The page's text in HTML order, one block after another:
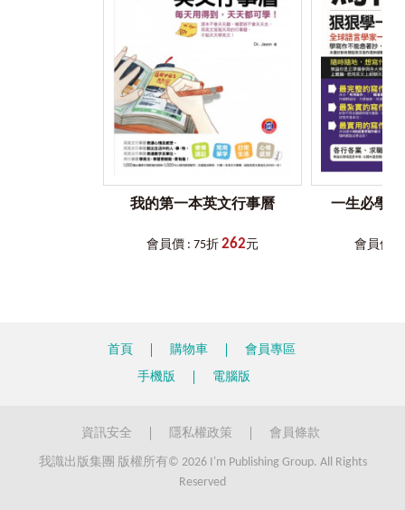
和老師、同學說哈囉
K老師教你怎麼從臉書上找到外國朋友，還提供「寫訊息給外
國人」的範本讓你抄。這些外國朋友就是你的線上家教，一
定要和他們多加互動！另外，你也可以成立英語學習社團，
找到同好一起學習，更能激勵彼此！
facebook閱讀寫作班
個性和嗜好的單字，不但能讓朋友更認識你，還能奠定寫作
K老師教你網路流行英文縮寫和情緒表達用語，讓你隨時能看
懂老外在說什麼。同時，你也可以練習用簡短的句子寫出當
利用臉書的「生活動態時報」寫英文日記，是不是很酷呢？
跟著K老師，你可以學到如何用英文記錄生活的點點滴滴。如
果你和K老師一樣熱愛旅行，除了上傳照片之外，更要記下旅
常用基本句型Basic Sentence Patterns
段落閱讀練習Reading Paragraphs
我的臉書比你好用The Best Ways to Use Facebook
市集、求才求職、登廣告等高階技巧大公開
利用網路市集做生意 Doing Business in Marketplace
自己創造工作機會Launching and Managing Your Business
掌握廣告策略，成為銷售高手 Mastering in Selling and Ads
辨識發音特殊的單字 Words with Specific Pronunciation
我用臉書這樣練聽力Sharing and Listening to Me
我的第一本英文行事曆
會員價 : 75折 262元
一生必學
會員價 :
首頁 購物車
會員專區
手機版
電腦版
資訊安全 隱私權政策 會員條款
我識出版集團 版權所有© 2026 I'm Publishing Group. All Rights
Reserved